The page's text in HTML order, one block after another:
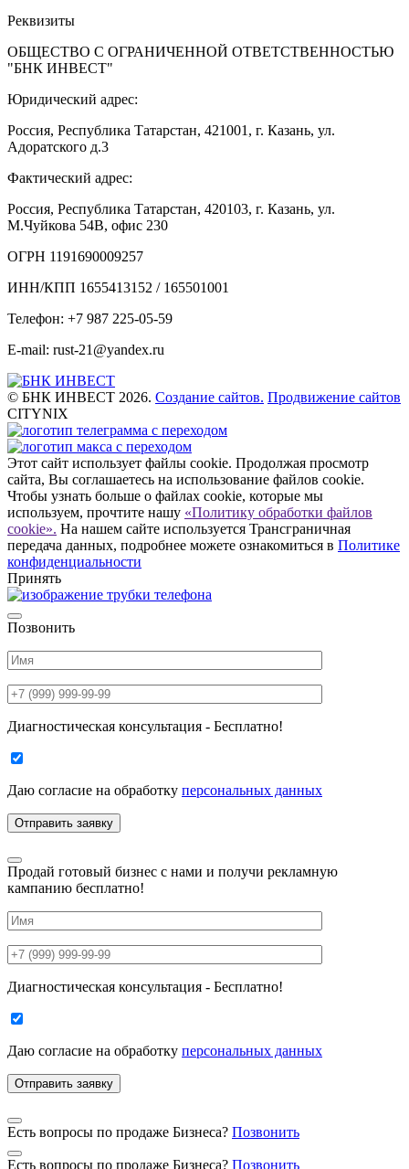
Реквизиты
ОБЩЕСТВО С ОГРАНИЧЕННОЙ ОТВЕТСТВЕННОСТЬЮ
"БНК ИНВЕСТ"
Юридический адрес:
Россия, Республика Татарстан, 421001, г. Казань, ул.
Адоратского д.3
Фактический адрес:
Россия, Республика Татарстан, 420103, г. Казань, ул.
М.Чуйкова 54В, офис 230
ОГРН 1191690009257
ИНН/КПП 1655413152 / 165501001
Телефон: +7 987 225-05-59
E-mail: rust-21@yandex.ru
© БНК ИНВЕСТ 2026. Создание сайтов. Продвижение сайтов
CITYNIX
Этот сайт использует файлы cookie. Продолжая просмотр
сайта, Вы соглашаетесь на использование файлов cookie.
Чтобы узнать больше о файлах cookie, которые мы
используем, прочтите нашу «Политику обработки файлов
cookie». На нашем сайте используется Трансграничная
передача данных, подробнее можете ознакомиться в Политике
конфиденциальности
Принять
Позвонить
Диагностическая консультация - Бесплатно!
Даю согласие на обработку персональных данных
Продай готовый бизнес с нами и получи рекламную
кампанию бесплатно!
Диагностическая консультация - Бесплатно!
Даю согласие на обработку персональных данных
Есть вопросы по продаже Бизнеса? Позвонить
Есть вопросы по продаже Бизнеса? Позвонить